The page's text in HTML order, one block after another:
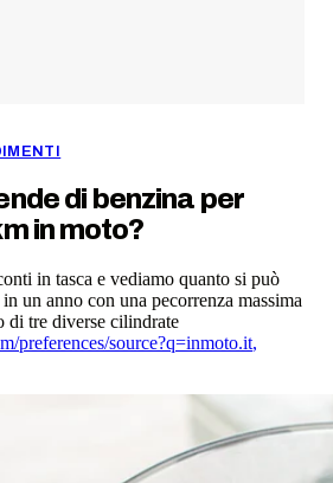
di benzina per
in moto?
in tasca e vediamo quanto si può
un anno con una pecorrenza massima
di tre diverse cilindrate
preferences/source?q=inmoto.it,